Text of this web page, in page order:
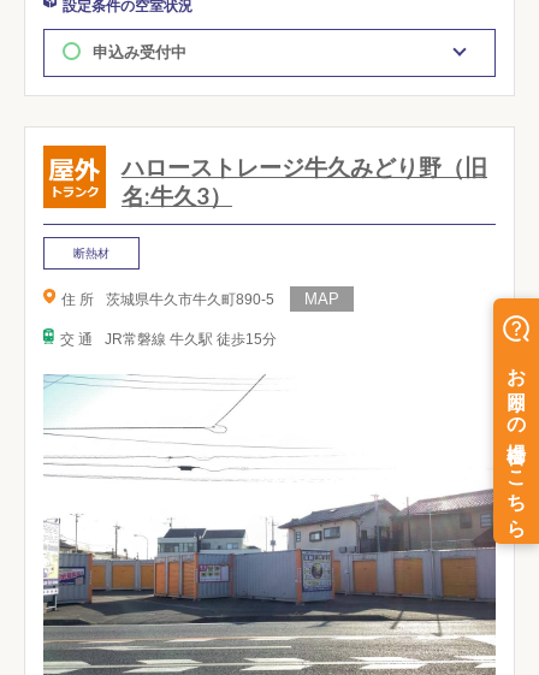
設定条件の空室状況
申込み受付中
ハローストレージ牛久みどり野（旧
名:牛久3）
断熱材
住 所 茨城県牛久市牛久町890-5
交 通 JR常磐線 牛久駅 徒歩15分